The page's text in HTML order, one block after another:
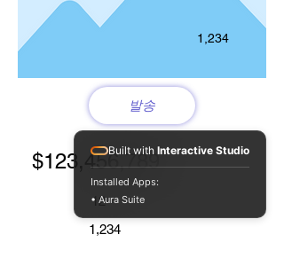
1,234
발송
$123,456,789
12
1,234
Built with Interactive Studio
Installed Apps:
• Aura Suite